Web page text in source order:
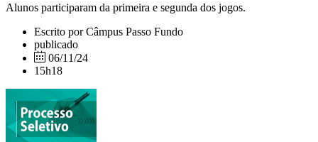
Alunos participaram da primeira e segunda dos jogos.
Escrito por Câmpus Passo Fundo
publicado
06/11/24
15h18